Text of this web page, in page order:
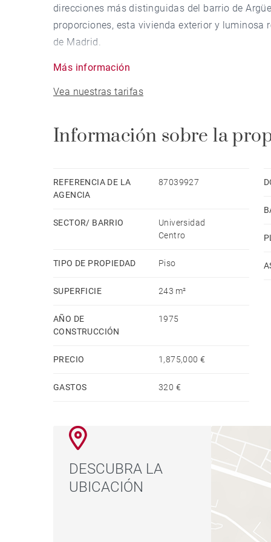
direcciones más distinguidas del barrio de
proporciones, esta vivienda exterior y luminosa
de Madrid.
la propiedad ofrece amplitud y funcionalidad
conforman un hogar pensado para quienes
óptimo aislamiento térmico y acústico, así
vida cotidiana.
El edificio, con portero y guardia de seguridad
adaptado, garantiza seguridad y tranquilidad
desde la propiedad completa una oferta
Enclavada en la Glorieta de Ruiz Giménez
—, la ubicación es inmejorable: a escasos
zonas culturales y una excelente red de
Más información
Vea nuestras tarifas
Información sobre la
REFERENCIA DE LA
AGENCIA
87039927
SECTOR/ BARRIO
Universidad
Centro
TIPO DE PROPIEDAD Piso
SUPERFICIE 243 m²
AÑO DE
CONSTRUCCIÓN
1975
PRECIO 1,875,000 €
GASTOS 320 €
DESCUBRA LA
UBICACIÓN